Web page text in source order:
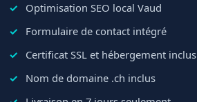
Optimisation SEO local Vaud
Formulaire de contact intégré
Certificat SSL et hébergement inclus
Nom de domaine .ch inclus